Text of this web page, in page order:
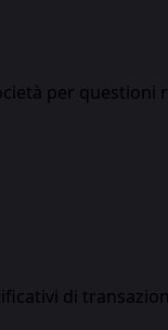
per questioni
di